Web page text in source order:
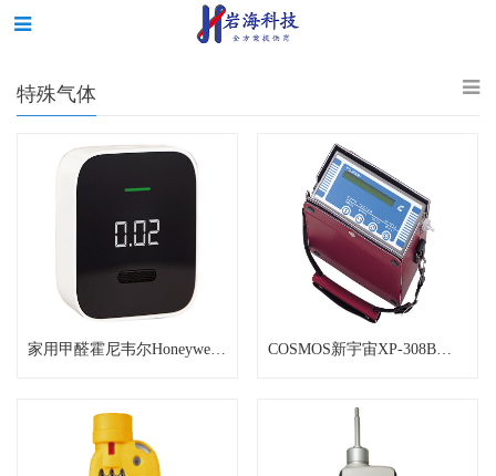
特殊气体
家用甲醛霍尼韦尔Honeywell检测仪 COSMOS新宇宙XP-308B甲醛检测